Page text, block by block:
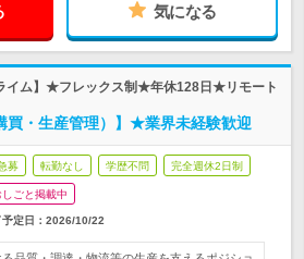
気になる
イム】★フレックス制★年休128日★リモート
買・生産管理）】★業界未経験歓迎
募 転勤なし 学歴不問 完全週休2日制
ごと掲載中
定日： 2026/10/22